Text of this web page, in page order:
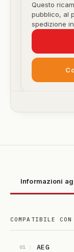
Questo
pubblico, al
spedizione
Informazioni
COMPATIBILE CON
01 AEG